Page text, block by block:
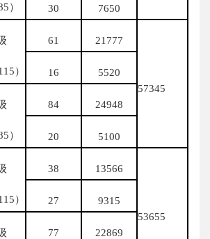
） 30 7650
）
61 21777
57345
16 5520
）
84 24948
20 5100
）
38 13566
53655
27 9315
77 22869